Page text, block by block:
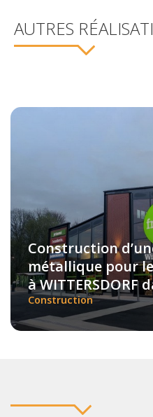
AUTRES
Construction
métallique pour le
à WITTERSDORF
Construction